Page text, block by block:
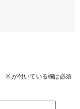
※が付いている欄は必須